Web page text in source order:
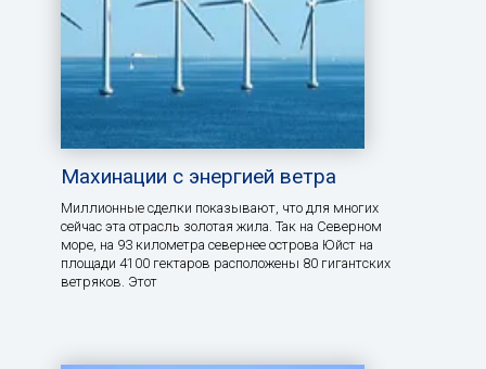
Махинации с энергией ветра
Миллионные сделки показывают, что для многих
сейчас эта отрасль золотая жила. Так на Северном
море, на 93 километра севернее острова Юйст на
площади 4100 гектаров расположены 80 гигантских
ветряков. Этот